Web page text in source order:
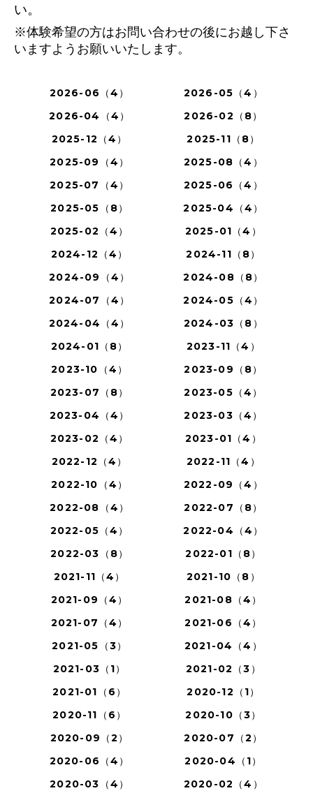
い。
※体験希望の方はお問い合わせの後にお越し下さ
いますようお願いいたします。
2026-06（4）
2026-05（4）
2026-04（4）
2026-02（8）
2025-12（4）
2025-11（8）
2025-09（4）
2025-08（4）
2025-07（4）
2025-06（4）
2025-05（8）
2025-04（4）
2025-02（4）
2025-01（4）
2024-12（4）
2024-11（8）
2024-09（4）
2024-08（8）
2024-07（4）
2024-05（4）
2024-04（4）
2024-03（8）
2024-01（8）
2023-11（4）
2023-10（4）
2023-09（8）
2023-07（8）
2023-05（4）
2023-04（4）
2023-03（4）
2023-02（4）
2023-01（4）
2022-12（4）
2022-11（4）
2022-10（4）
2022-09（4）
2022-08（4）
2022-07（8）
2022-05（4）
2022-04（4）
2022-03（8）
2022-01（8）
2021-11（4）
2021-10（8）
2021-09（4）
2021-08（4）
2021-07（4）
2021-06（4）
2021-05（3）
2021-04（4）
2021-03（1）
2021-02（3）
2021-01（6）
2020-12（1）
2020-11（6）
2020-10（3）
2020-09（2）
2020-07（2）
2020-06（4）
2020-04（1）
2020-03（4）
2020-02（4）